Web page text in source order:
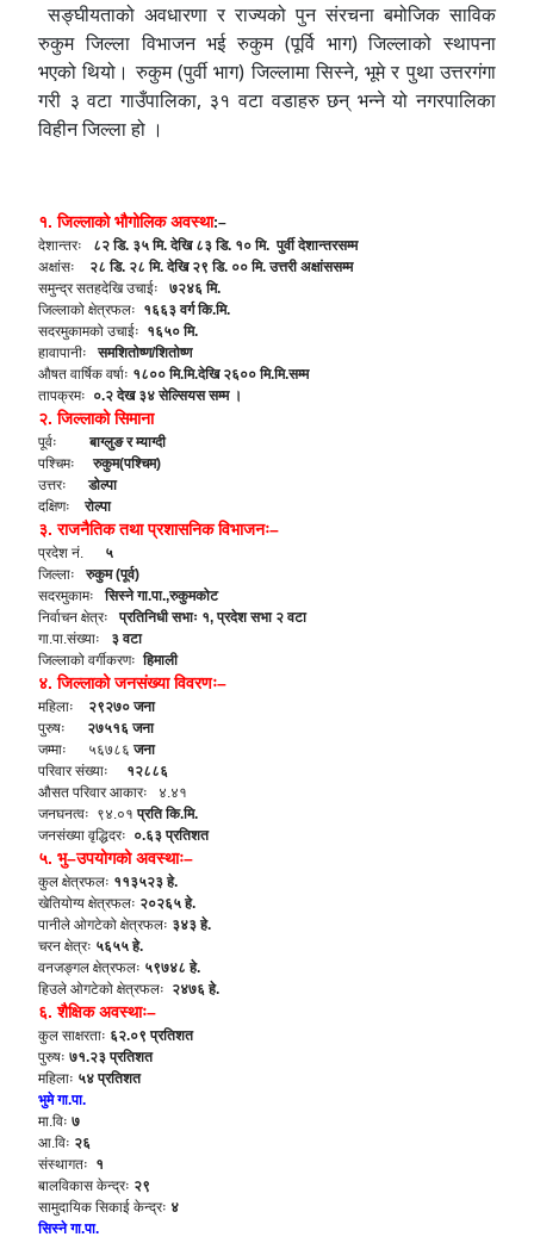
सङ्घीयताको अवधारणा र राज्यको पुन संरचना बमोजिक साविक
रुकुम जिल्ला विभाजन भईरुकुम (पूर्वि भाग) जिल्लाको स्थापना
भएको थियो। रुकुम (पुर्वी भाग) जिल्लामा सिस्ने, भूमे र पुथा उत्तरगंगा
गरी ३ वटा गाउँपालिका, ३१ वटा वडाहरु छन् भन्ने यो नगरपालिका
विहीन जिल्ला हो ।
१. जिल्लाको भौगोलिक अवस्था:–
देशान्तरः ८२ डि. ३५ मि. देखि ८३ डि. १० मि. पुर्वी देशान्तरसम्म
अक्षांसः २८ डि. २८ मि. देखि २९ डि. ०० मि. उत्तरी अक्षांससम्म
समुन्द्र सतहदेखि उचाईः ७२४६ मि.
जिल्लाको क्षेत्रफलः १६६३ वर्ग कि.मि.
सदरमुकामको उचाईः १६५० मि.
हावापानीःसमशितोष्ण/शितोष्ण
औषत वार्षिक वर्षाः १८०० मि.मि.देखि २६०० मि.मि.सम्म
तापक्रमः ०.२ देख ३४ सेल्सियस सम्म ।
२. जिल्लाको सिमाना
पूर्वःबाग्लुङ र म्याग्दी
पश्चिमःरुकुम(पश्चिम)
उत्तरःडोल्पा
दक्षिणः
रोल्पा
३. राजनैतिक तथा प्रशासनिक विभाजनः–
प्रदेश नं.
५
जिल्लाःरुकुम (पूर्व)
सदरमुकामःसिस्ने गा.पा.,रुकुमकोट
निर्वाचन क्षेत्रःप्रतिनिधी सभाः १, प्रदेश सभा २ वटा
गा.पा.संख्याः ३ वटा
जिल्लाको वर्गीकरणःहिमाली
४. जिल्लाको जनसंख्या विवरणः–
महिलाः २९२७० जना
पुरुषः २७५१६ जना
जम्माः ५६७८६ जना
परिवार संख्याः १२८८६
औसत परिवार आकारः ४.४१
जनघनत्वः ९४.०१ प्रति कि.मि.
जनसंख्या वृद्धिदरः ०.६३ प्रतिशत
५. भु–उपयोगको अवस्थाः–
कुल क्षेत्रफलः ११३५२३ हे.
खेतियोग्य क्षेत्रफलः २०२६५ हे.
पानीले ओगटेको क्षेत्रफलः ३४३ हे.
चरन क्षेत्रः ५६५५ हे.
वनजङ्गल क्षेत्रफलः ५९७४८ हे.
हिउले ओगटेको क्षेत्रफलः २४७६ हे.
६. शैक्षिक अवस्थाः–
कुल साक्षरताः ६२.०९ प्रतिशत
पुरुषः ७१.२३ प्रतिशत
महिलाः ५४ प्रतिशत
भुमे गा.पा.
मा.विः ७
आ.विः २६
संस्थागतः १
बालविकास केन्द्रः २९
सामुदायिक सिकाई केन्द्रः ४
सिस्ने गा.पा.